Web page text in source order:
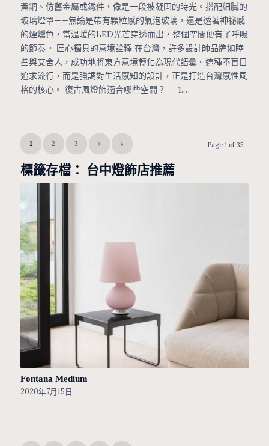
黃銅、仿舊金屬或鐵件，像是一段被凝固的時光。搭配細膩的
玻璃燈罩——無論是帶有顆粒感的氣泡玻璃，還是透著神祕感
的煙燻色，當溫暖的LED光芒穿透而出，整個空間便有了呼吸
的節奏。 匠心獨具的意境詮釋 在台灣，許多設計師品牌如睦
叁與艾舍人，成功地將東方意境轉化為現代語彙。這種不盲目
追求流行，而是強調對生活感知的設計，正是打造台灣感性風
格的核心。 復古風燈飾適合哪些空間？ 1.…
Page 1 of 35
1 2 3 › »
標籤存檔： 台中燈飾店推薦
Fontana Medium
2020年7月15日